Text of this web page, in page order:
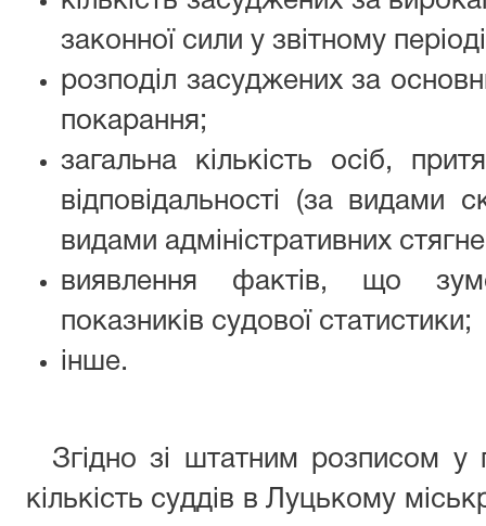
законної сили у звітному
розподіл засуджених за
покарання;
загальна кількість осіб,
відповідальності (за видами
видами адміністративних
виявлення фактів, що
показників судової статистики;
інше.
Згідно зі штатним розписом у
кількість суддів в Луцькому